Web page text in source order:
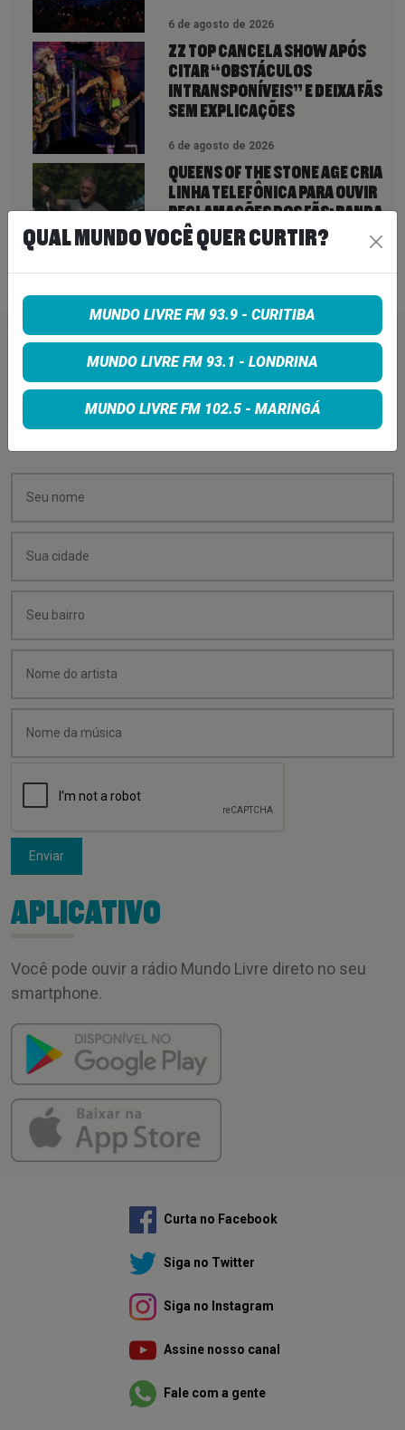
6 de agosto de 2026
ZZ TOP CANCELA SHOW APÓS
CITAR “OBSTÁCULOS
INTRANSPONÍVEIS” E DEIXA FÃS
SEM EXPLICAÇÕES
6 de agosto de 2026
QUEENS OF THE STONE AGE CRIA
LINHA TELEFÔNICA PARA OUVIR
RECLAMAÇÕES DOS FÃS; BANDA
DIZ QUE “NENHUMA LAMÚRIA É
PEQUENA DEMAIS”
6 de agosto de 2026
PEÇA SUA MÚSICA
Quer sugerir uma música para rolar na minha
Enviar
APLICATIVO
Você pode ouvir a rádio Mundo Livre direto no seu
smartphone.
Curta no Facebook
Siga no Twitter
Siga no Instagram
Assine nosso canal
Fale com a gente
QUAL MUNDO VOCÊ QUER CURTIR?
MUNDO LIVRE FM 93.9 - CURITIBA
MUNDO LIVRE FM 93.1 - LONDRINA
MUNDO LIVRE FM 102.5 - MARINGÁ